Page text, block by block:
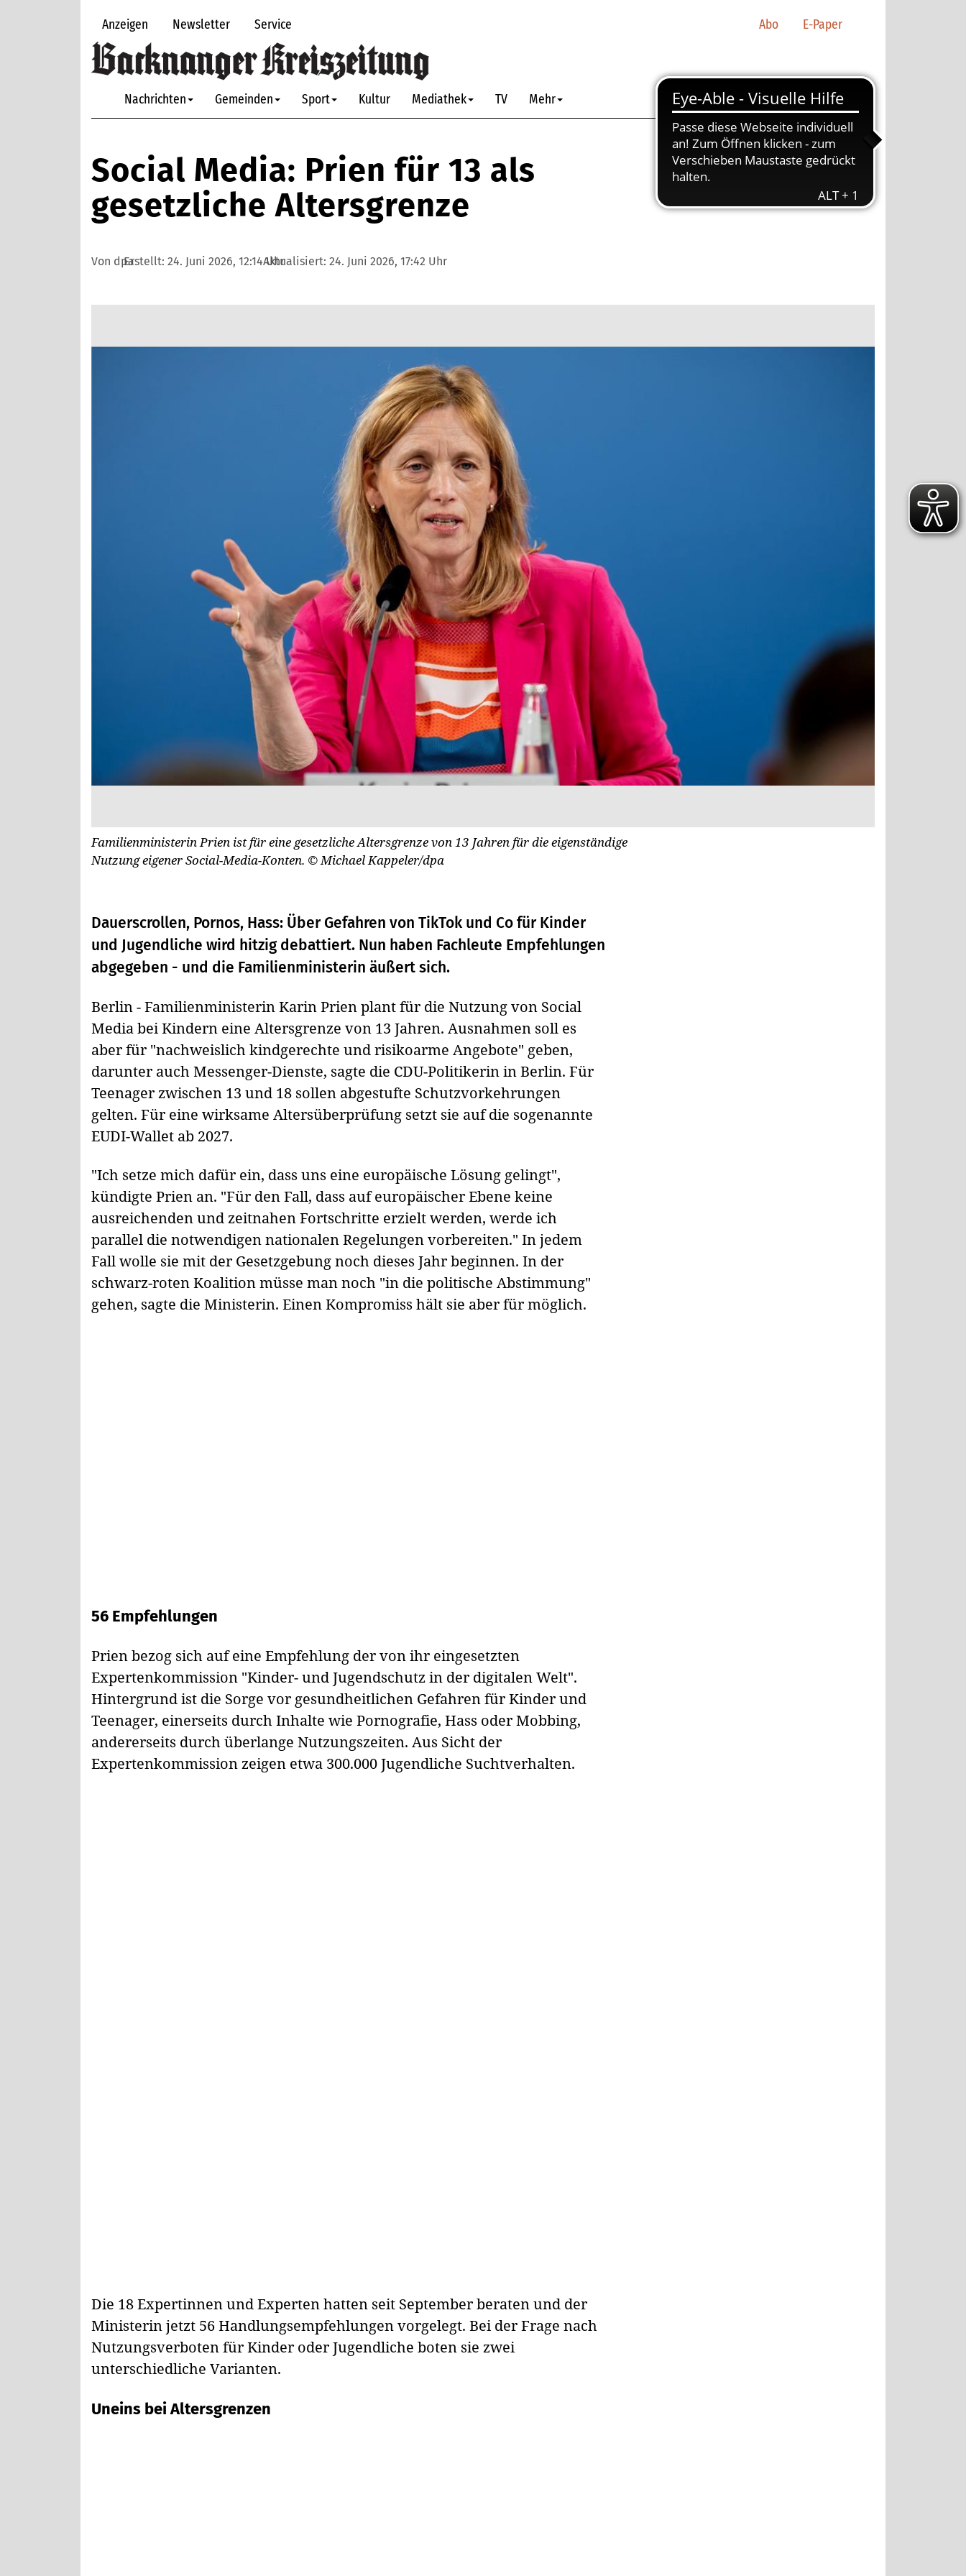
Anzeigen Newsletter Service Abo E-Paper
Nachrichten Gemeinden Sport Kultur Mediathek TV Mehr
Social Media: Prien für 13 als
gesetzliche Altersgrenze
Von dpaErstellt: 24. Juni 2026, 12:14 UhrAktualisiert: 24. Juni 2026, 17:42 Uhr
Familienministerin Prien ist für eine gesetzliche Altersgrenze von 13 Jahren für die eigenständige
Nutzung eigener Social-Media-Konten. © Michael Kappeler/dpa
Dauerscrollen, Pornos, Hass: Über Gefahren von TikTok und Co für Kinder
und Jugendliche wird hitzig debattiert. Nun haben Fachleute Empfehlungen
abgegeben - und die Familienministerin äußert sich.
Berlin - Familienministerin Karin Prien plant für die Nutzung von Social
Media bei Kindern eine Altersgrenze von 13 Jahren. Ausnahmen soll es
aber für "nachweislich kindgerechte und risikoarme Angebote" geben,
darunter auch Messenger-Dienste, sagte die CDU-Politikerin in Berlin. Für
Teenager zwischen 13 und 18 sollen abgestufte Schutzvorkehrungen
gelten. Für eine wirksame Altersüberprüfung setzt sie auf die sogenannte
EUDI-Wallet ab 2027.
"Ich setze mich dafür ein, dass uns eine europäische Lösung gelingt",
kündigte Prien an. "Für den Fall, dass auf europäischer Ebene keine
ausreichenden und zeitnahen Fortschritte erzielt werden, werde ich
parallel die notwendigen nationalen Regelungen vorbereiten." In jedem
Fall wolle sie mit der Gesetzgebung noch dieses Jahr beginnen. In der
schwarz-roten Koalition müsse man noch "in die politische Abstimmung"
gehen, sagte die Ministerin. Einen Kompromiss hält sie aber für möglich.
56 Empfehlungen
Prien bezog sich auf eine Empfehlung der von ihr eingesetzten
Expertenkommission "Kinder- und Jugendschutz in der digitalen Welt".
Hintergrund ist die Sorge vor gesundheitlichen Gefahren für Kinder und
Teenager, einerseits durch Inhalte wie Pornografie, Hass oder Mobbing,
andererseits durch überlange Nutzungszeiten. Aus Sicht der
Expertenkommission zeigen etwa 300.000 Jugendliche Suchtverhalten.
Die 18 Expertinnen und Experten hatten seit September beraten und der
Ministerin jetzt 56 Handlungsempfehlungen vorgelegt. Bei der Frage nach
Nutzungsverboten für Kinder oder Jugendliche boten sie zwei
unterschiedliche Varianten.
Uneins bei Altersgrenzen